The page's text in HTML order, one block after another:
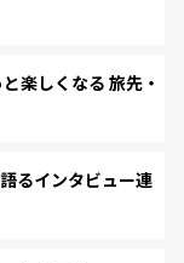
楽しくなる 旅先・
るインタビュー連